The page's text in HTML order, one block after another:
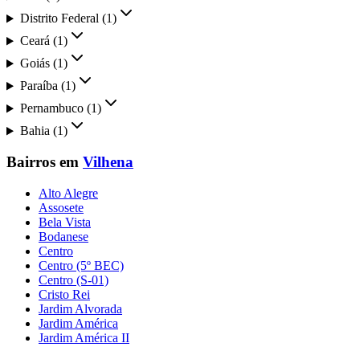
Distrito Federal (1)
Ceará (1)
Goiás (1)
Paraíba (1)
Pernambuco (1)
Bahia (1)
Bairros em Vilhena
Alto Alegre
Assosete
Bela Vista
Bodanese
Centro
Centro (5º BEC)
Centro (S-01)
Cristo Rei
Jardim Alvorada
Jardim América
Jardim América II